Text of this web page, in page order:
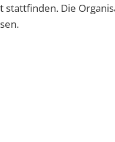
stattfinden. Die